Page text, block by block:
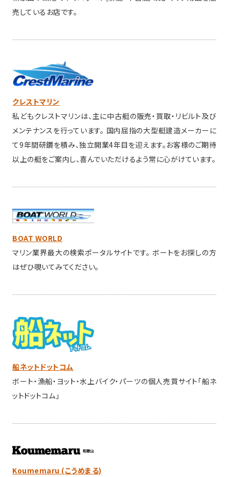
売しているお店です。
クレストマリン
私どもクレストマリンは、主に中古艇の販売・買取・リビルト及び
メンテナンスを行っています。 国内屈指の大型艇建造メーカーに
て9年間研鑽を積み、独立開業4年目を迎えます。お客様のご期待
以上の艇をご案内し、喜んでいただけるよう常に心がけています。
BOAT WORLD
マリン業界最大の検索ポータルサイトです。 ボートをお探しの方
はぜひ覗いてみてください。
船ネットドットコム
ボート・漁船・ヨット・水上バイク・パーツの個人売買サイト「船ネ
ットドットコム」
Koumemaru (こうめまる)